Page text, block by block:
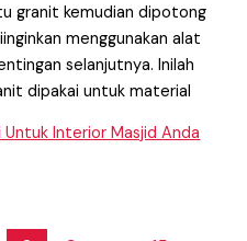
granit kemudian dipotong
menggunakan alat
selanjutnya. Inilah
dipakai untuk material
Untuk Interior Masjid Anda